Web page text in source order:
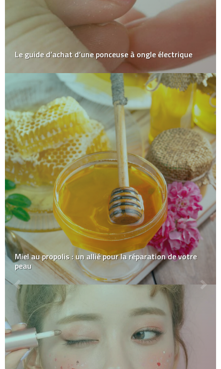
Le guide d’achat d’une ponceuse à ongle électrique
Miel au propolis : un allié pour la réparation de votre
peau